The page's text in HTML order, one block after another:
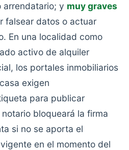
arrendatario; y muy graves
falsear datos o actuar
En una localidad como
activo de alquiler
los portales inmobiliarios
exigen
para publicar
bloqueará la firma
si no se aporta el
en el momento del